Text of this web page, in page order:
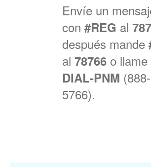
Envíe un
con #REG al
después mande
al 78766o llame
DIAL-PNM
5766).